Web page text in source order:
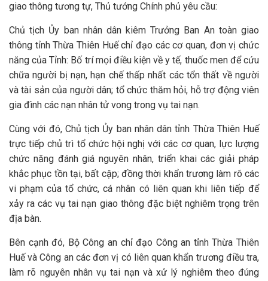
giao thông tương tự, Thủ tướng Chính phủ yêu cầu:
Chủ tịch Ủy ban nhân dân kiêm Trưởng Ban An toàn giao
thông tỉnh Thừa Thiên Huế chỉ đạo các cơ quan, đơn vị chức
năng của Tỉnh: Bố trí mọi điều kiện về y tế, thuốc men để cứu
chữa người bị nạn, hạn chế thấp nhất các tổn thất về người
và tài sản của người dân; tổ chức thăm hỏi, hỗ trợ động viên
gia đình các nạn nhân tử vong trong vụ tai nạn.
Cùng với đó, Chủ tịch Ủy ban nhân dân tỉnh Thừa Thiên Huế
trực tiếp chủ trì tổ chức hội nghị với các cơ quan, lực lượng
chức năng đánh giá nguyên nhân, triển khai các giải pháp
khắc phục tồn tại, bất cập; đồng thời khẩn trương làm rõ các
vi phạm của tổ chức, cá nhân có liên quan khi liên tiếp để
xảy ra các vụ tai nạn giao thông đặc biệt nghiêm trọng trên
địa bàn.
Bên cạnh đó, Bộ Công an chỉ đạo Công an tỉnh Thừa Thiên
Huế và Công an các đơn vị có liên quan khẩn trương điều tra,
làm rõ nguyên nhân vụ tai nạn và xử lý nghiêm theo đúng